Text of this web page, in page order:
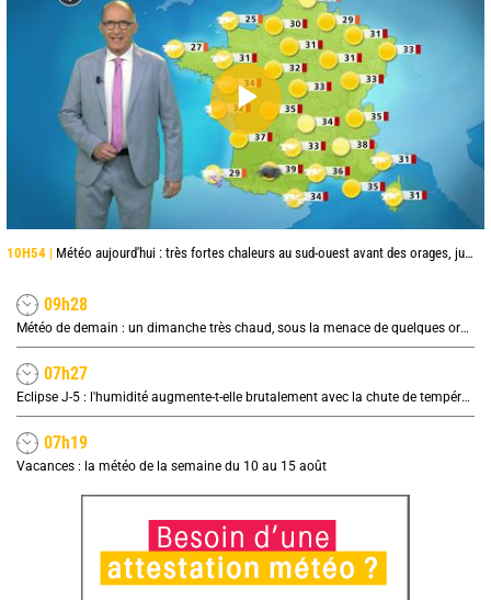
10H54 | Météo aujourd'hui : très fortes chaleurs au sud-ouest avant des orages, jusqu'à 39°C
09h28
Météo de demain : un dimanche très chaud, sous la menace de quelques orages
07h27
Eclipse J-5 : l'humidité augmente-t-elle brutalement avec la chute de température pendant l'éclipse du 12 août ?
07h19
Vacances : la météo de la semaine du 10 au 15 août